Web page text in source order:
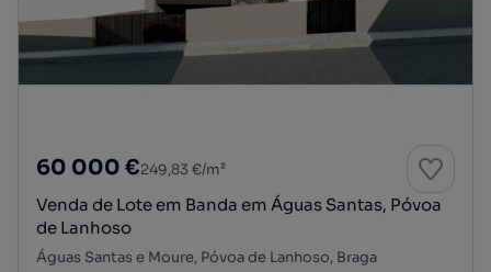
60 000 €249,83 €/m²
Venda de Lote em Banda em Águas Santas, Póvoa
de Lanhoso
Águas Santas e Moure, Póvoa de Lanhoso, Braga